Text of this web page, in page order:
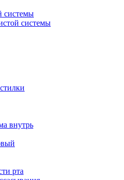
системы
системы
внутрь
рта